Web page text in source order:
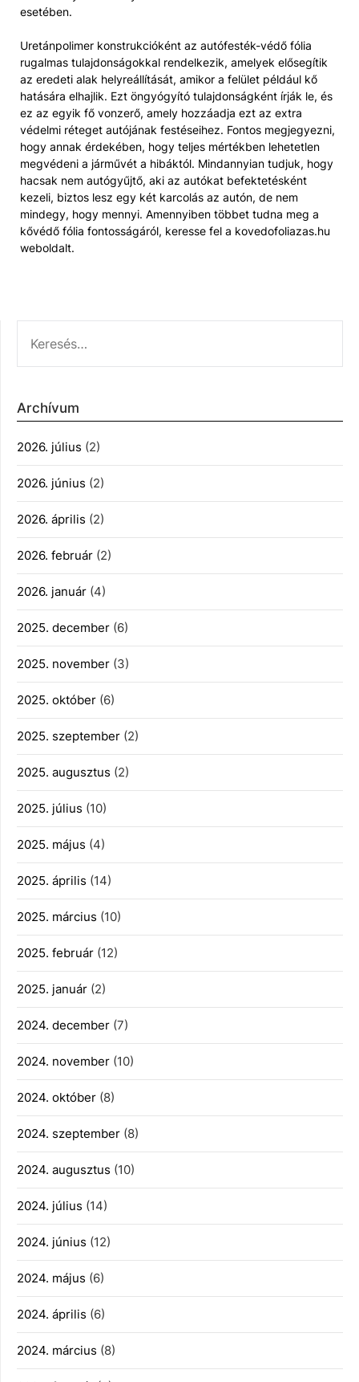
esetében.
Uretánpolimer konstrukcióként az autófesték-védő fólia
rugalmas tulajdonságokkal rendelkezik, amelyek elősegítik
az eredeti alak helyreállítását, amikor a felület például kő
hatására elhajlik. Ezt öngyógyító tulajdonságként írják le, és
ez az egyik fő vonzerő, amely hozzáadja ezt az extra
védelmi réteget autójának festéseihez. Fontos megjegyezni,
hogy annak érdekében, hogy teljes mértékben lehetetlen
megvédeni a járművét a hibáktól. Mindannyian tudjuk, hogy
hacsak nem autógyűjtő, aki az autókat befektetésként
kezeli, biztos lesz egy két karcolás az autón, de nem
mindegy, hogy mennyi. Amennyiben többet tudna meg a
kővédő fólia fontosságáról, keresse fel a kovedofoliazas.hu
weboldalt.
Archívum
2026. július (2)
2026. június (2)
2026. április (2)
2026. február (2)
2026. január (4)
2025. december (6)
2025. november (3)
2025. október (6)
2025. szeptember (2)
2025. augusztus (2)
2025. július (10)
2025. május (4)
2025. április (14)
2025. március (10)
2025. február (12)
2025. január (2)
2024. december (7)
2024. november (10)
2024. október (8)
2024. szeptember (8)
2024. augusztus (10)
2024. július (14)
2024. június (12)
2024. május (6)
2024. április (6)
2024. március (8)